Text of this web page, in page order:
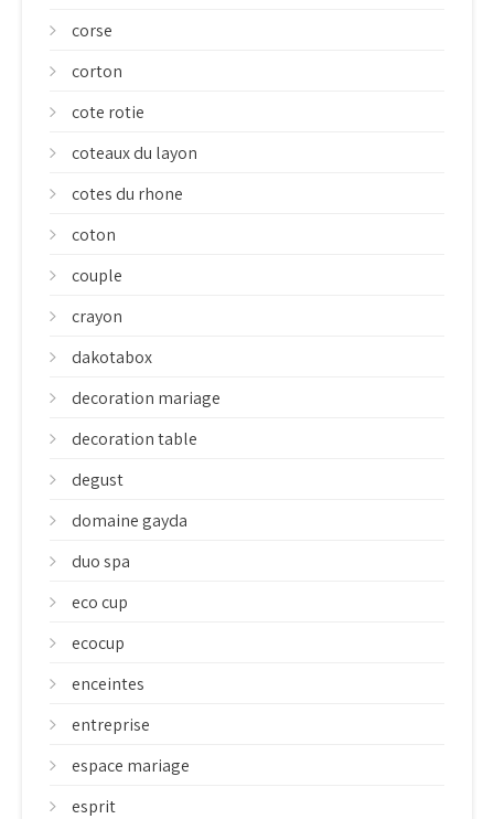
corse
corton
cote rotie
coteaux du layon
cotes du rhone
coton
couple
crayon
dakotabox
decoration mariage
decoration table
degust
domaine gayda
duo spa
eco cup
ecocup
enceintes
entreprise
espace mariage
esprit